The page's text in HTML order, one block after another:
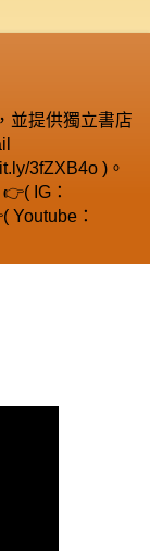
並提供獨立書店
3fZXB4o )。
IG：
Youtube：